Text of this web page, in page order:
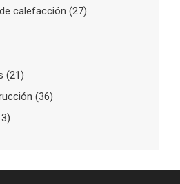
calefacción (27)
(21)
(36)